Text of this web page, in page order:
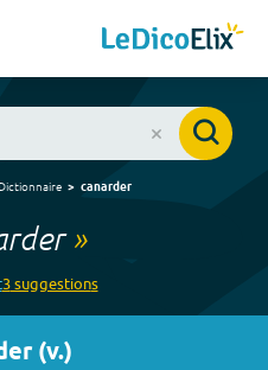
canarder
»
3suggestions
(v.)